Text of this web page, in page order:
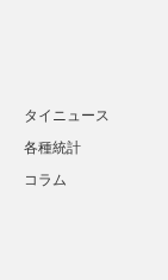
タイニュース
各種統計
コラム